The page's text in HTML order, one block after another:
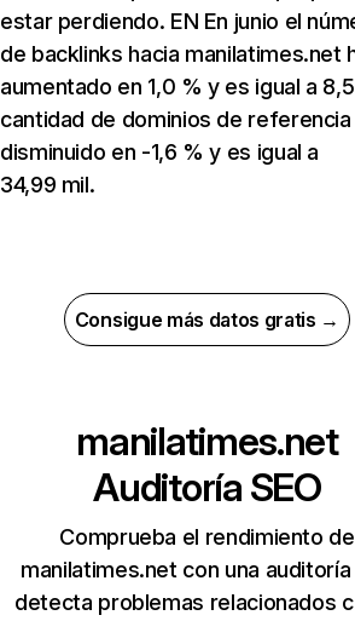
estar perdiendo. EN En junio el
de backlinks hacia manilatimes.net
aumentado en 1,0 % y es igual a
cantidad de dominios de referencia
disminuido en -1,6 % y es igual a
34,99 mil.
Consigue más datos gratis →
manilatimes.net
Auditoría SEO
Comprueba el rendimiento de
manilatimes.net con una
detecta problemas relacionados